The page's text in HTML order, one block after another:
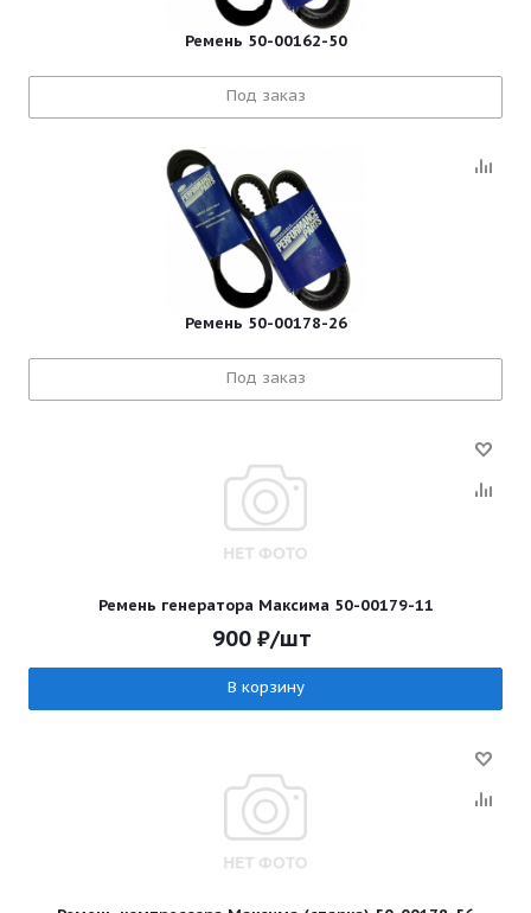
Ремень 50-00162-50
Под заказ
Ремень 50-00178-26
Под заказ
Ремень генератора Максима 50-00179-11
900₽/шт
В корзину